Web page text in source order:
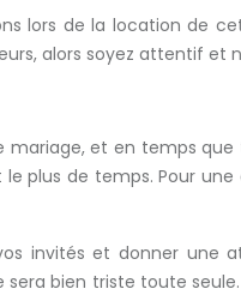
lors de la location de
alors soyez attentif et
et en temps
plus de temps. Pour
invités et donner une
bien triste toute